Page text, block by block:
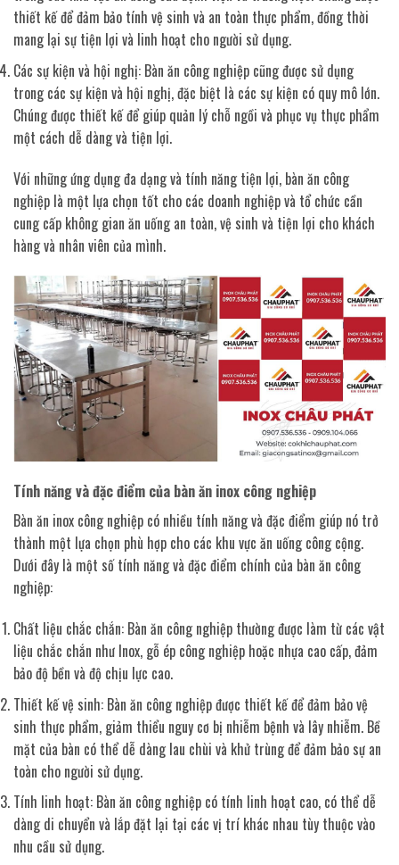
thiết kế để đảm bảo tính vệ sinh và an toàn thực phẩm, đồng thời
mang lại sự tiện lợi và linh hoạt cho người sử dụng.
Các sự kiện và hội nghị: Bàn ăn công nghiệp cũng được sử dụng
trong các sự kiện và hội nghị, đặc biệt là các sự kiện có quy mô lớn.
Chúng được thiết kế để giúp quản lý chỗ ngồi và phục vụ thực phẩm
một cách dễ dàng và tiện lợi.
Với những ứng dụng đa dạng và tính năng tiện lợi, bàn ăn công
nghiệp là một lựa chọn tốt cho các doanh nghiệp và tổ chức cần
cung cấp không gian ăn uống an toàn, vệ sinh và tiện lợi cho khách
hàng và nhân viên của mình.
Tính năng và đặc điểm của bàn ăn inox công nghiệp
Bàn ăn inox công nghiệp có nhiều tính năng và đặc điểm giúp nó trở
thành một lựa chọn phù hợp cho các khu vực ăn uống công cộng.
Dưới đây là một số tính năng và đặc điểm chính của bàn ăn công
nghiệp:
Chất liệu chắc chắn: Bàn ăn công nghiệp thường được làm từ các vật
liệu chắc chắn như Inox, gỗ ép công nghiệp hoặc nhựa cao cấp, đảm
bảo độ bền và độ chịu lực cao.
Thiết kế vệ sinh: Bàn ăn công nghiệp được thiết kế để đảm bảo vệ
sinh thực phẩm, giảm thiểu nguy cơ bị nhiễm bệnh và lây nhiễm. Bề
mặt của bàn có thể dễ dàng lau chùi và khử trùng để đảm bảo sự an
toàn cho người sử dụng.
Tính linh hoạt: Bàn ăn công nghiệp có tính linh hoạt cao, có thể dễ
dàng di chuyển và lắp đặt lại tại các vị trí khác nhau tùy thuộc vào
nhu cầu sử dụng.